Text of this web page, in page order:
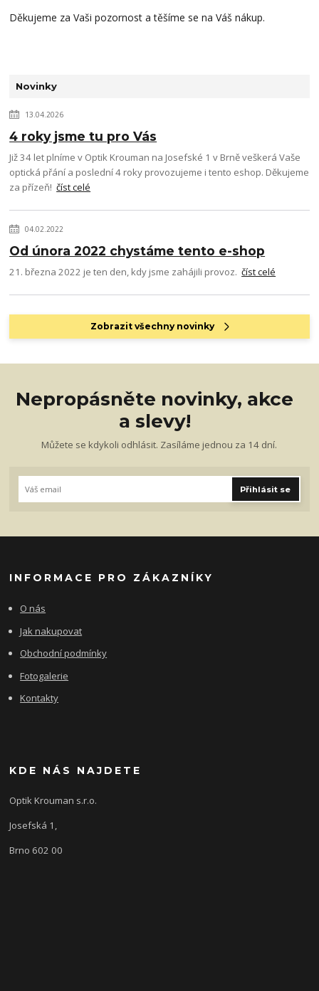
Novinky
13.04.2026
4 roky jsme tu pro Vás
Již 34 let plníme v Optik Krouman na Josefské 1 v Brně veškerá Vaše
optická přání a poslední 4 roky provozujeme i tento eshop. Děkujeme
za přízeň!číst celé
04.02.2022
Od února 2022 chystáme tento e-shop
21. března 2022 je ten den, kdy jsme zahájili provoz.číst celé
Zobrazit všechny novinky
Děkujeme za Vaši pozornost a těšíme se na Váš nákup.
Nepropásněte novinky, akce
a slevy!
Můžete se kdykoli odhlásit. Zasíláme jednou za 14 dní.
Přihlásit se
INFORMACE PRO ZÁKAZNÍKY
O nás
Jak nakupovat
Obchodní podmínky
Fotogalerie
Kontakty
KDE NÁS NAJDETE
Optik Krouman s.r.o.
Josefská 1,
Brno 602 00